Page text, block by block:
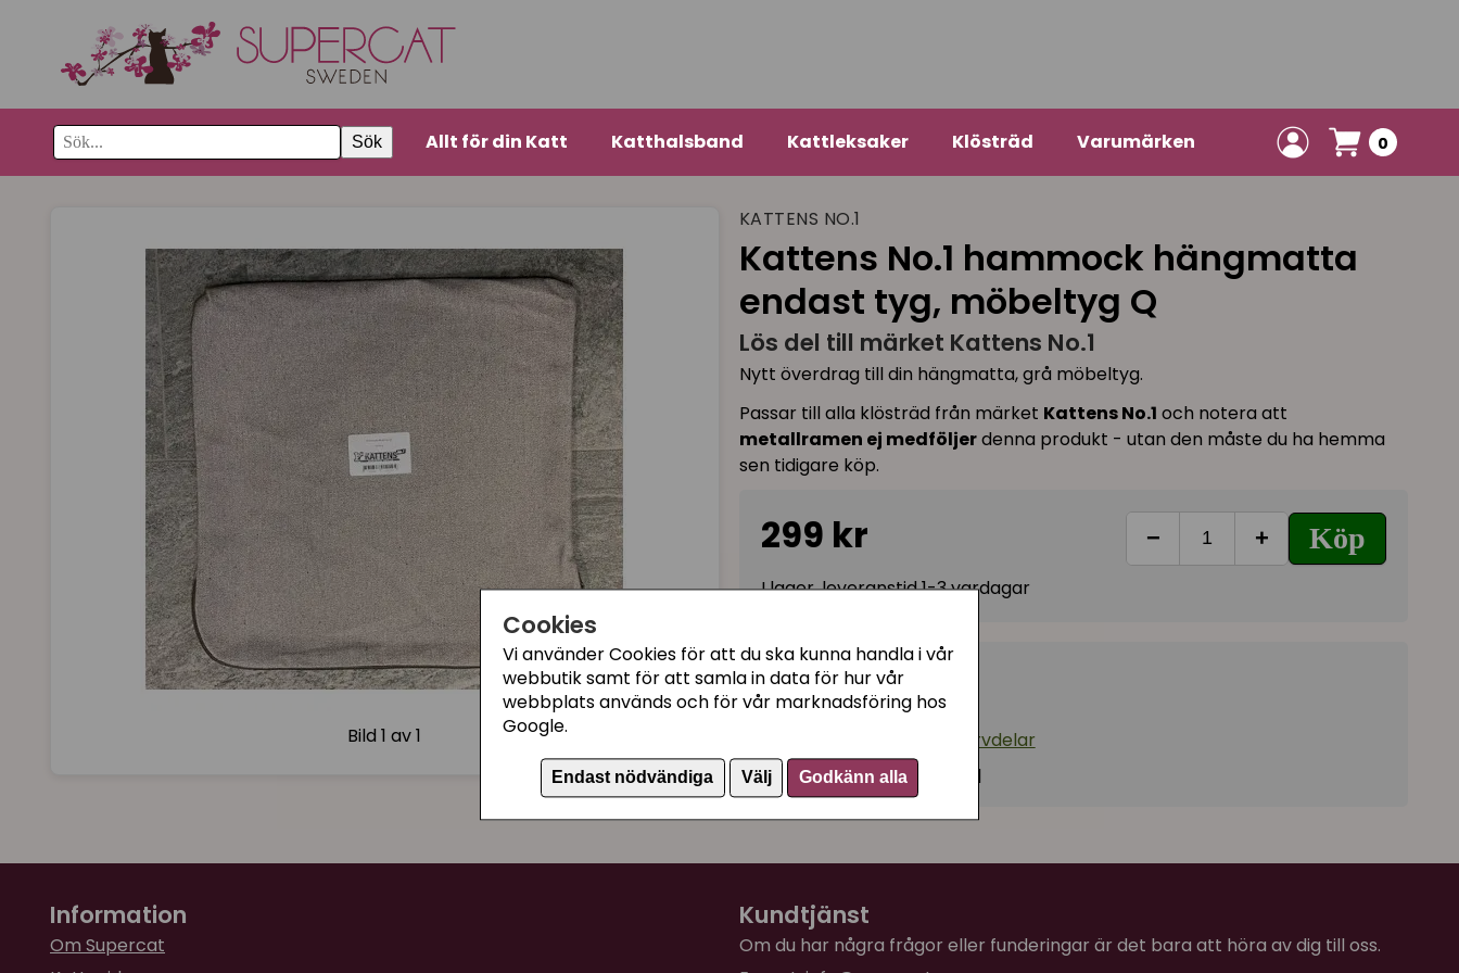
Cookies
Vi använder Cookies för att du ska kunna handla i vår
webbutik samt för att samla in data för hur vår
webbplats används och för vår marknadsföring hos
Google.
Endast nödvändiga Välj Godkänn alla
Sök Allt för din Katt Katthalsband Kattleksaker Klösträd Varumärken 0
Bild1 av 1
KATTENS NO.1
Kattens No.1 hammock hängmatta
endast tyg, möbeltyg Q
Lös del till märket Kattens No.1
Nytt överdrag till din hängmatta, grå möbeltyg.
Passar till alla klösträd från märket Kattens No.1 och notera att
metallramen ej medföljerdenna produkt - utan den måste du ha hemma
sen tidigare köp.
299 kr − + Köp
I lager, leveranstid 1-3 vardagar
Kategorier:
Kattens No.1 Reservdelar
Sisalrep, klösrullar & reservdelar
Artikelnummer: k926a-q
Information
Om Supercat
Kundtjänst
Om du har några frågor eller funderingar är det bara att höra av dig till oss.